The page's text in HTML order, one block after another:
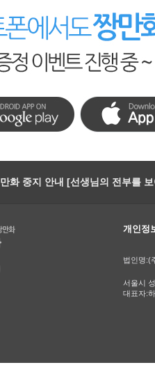
만화 중지 안내 [선생님의 전부를
개인정
법인명:(
서울시
대표자: